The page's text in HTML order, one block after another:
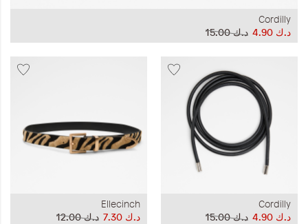
Cordilly
د.ك‏ 15.00
د.ك‏ 4.90
Cordilly
د.ك‏ 15.00
د.ك‏ 4.90
Ellecinch
د.ك‏ 12.00
د.ك‏ 7.30